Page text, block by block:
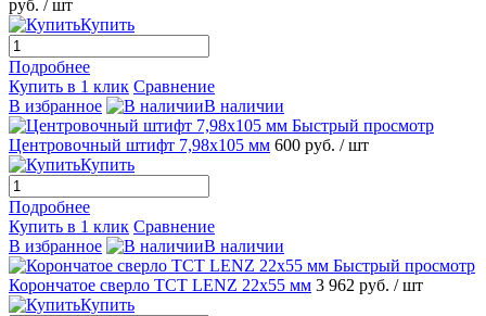
руб. / шт
Купить
Подробнее
Купить в 1 клик Сравнение
В избранное
В наличии
Быстрый просмотр
Центровочный штифт 7,98x105 мм 600 руб. / шт
Купить
Подробнее
Купить в 1 клик Сравнение
В избранное
В наличии
Быстрый просмотр
Корончатое сверло TCT LENZ 22x55 мм 3 962 руб. / шт
Купить